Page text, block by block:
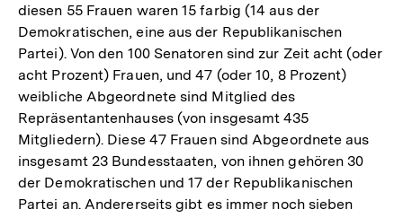
diesen 55 Frauen waren 15 farbig (14 aus der
Demokratischen, eine aus der Republikanischen
Partei). Von den 100 Senatoren sind zur Zeit acht (oder
acht Prozent) Frauen, und 47 (oder 10, 8 Prozent)
weibliche Abgeordnete sind Mitglied des
Repräsentantenhauses (von insgesamt 435
Mitgliedern). Diese 47 Frauen sind Abgeordnete aus
insgesamt 23 Bundesstaaten, von ihnen gehören 30
der Demokratischen und 17 der Republikanischen
Partei an. Andererseits gibt es immer noch sieben